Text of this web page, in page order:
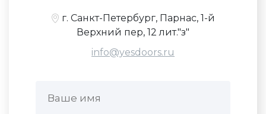
г. Санкт-Петербург, Парнас, 1-й
Верхний пер, 12 лит."з"
info@yesdoors.ru